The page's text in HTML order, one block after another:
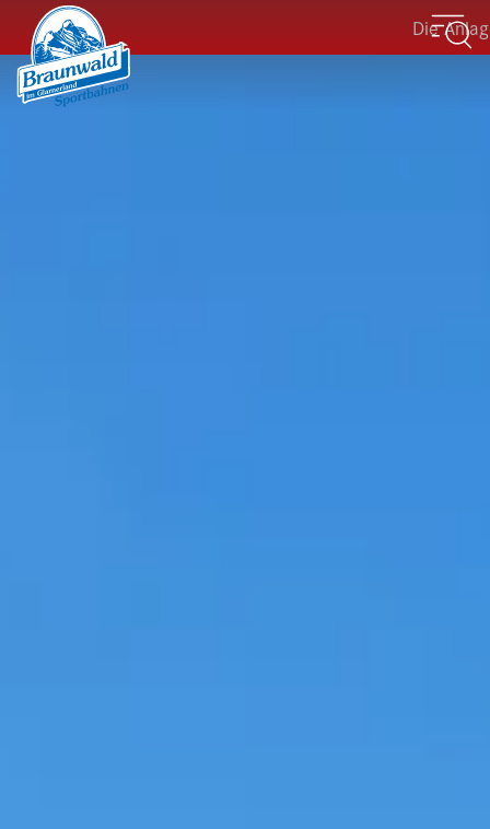
Die Anlagen